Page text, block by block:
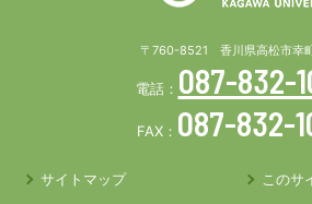
〒760-8521 香川県高松市幸
電話： 087-832-
FAX： 087-832-
サイトマップ
このサ